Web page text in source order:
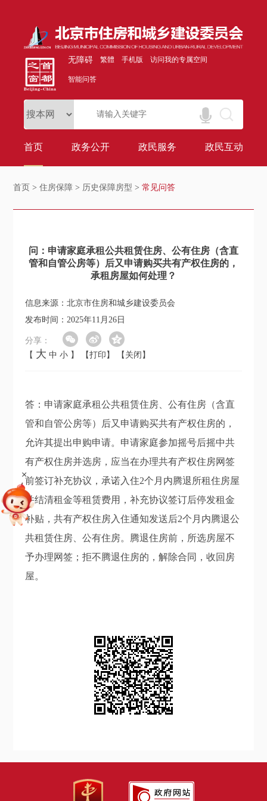
无障碍 繁體 手机版 访问我的专属空间
智能问答
首页 政务公开 政民服务 政民互动
首页 >住房保障 > 历史保障房型 >常见问答
问：申请家庭承租公共租赁住房、公有住房（含直
管和自管公房等）后又申请购买共有产权住房的，
承租房屋如何处理？
信息来源：北京市住房和城乡建设委员会
发布时间：2025年11月26日
分享：
【 大 中 小 】 【打印】 【关闭】
答：申请家庭承租公共租赁住房、公有住房（含直
管和自管公房等）后又申请购买共有产权住房的，
允许其提出申购申请。申请家庭参加摇号后摇中共
有产权住房并选房，应当在办理共有产权住房网签
前签订补充协议，承诺入住2个月内腾退所租住房屋
并结清租金等租赁费用，补充协议签订后停发租金
补贴，共有产权住房入住通知发送后2个月内腾退公
共租赁住房、公有住房。腾退住房前，所选房屋不
予办理网签；拒不腾退住房的，解除合同，收回房
屋。
+